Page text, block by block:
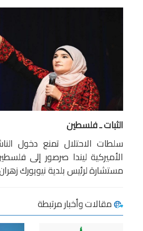
الثبات ـ فلسطين
سلطات الاحتلال تمنع دخول
الأميركية ليندا صرصور إلى
مستشارة لرئيس بلدية نيويورك
مقالات وأخبار مرتبطة